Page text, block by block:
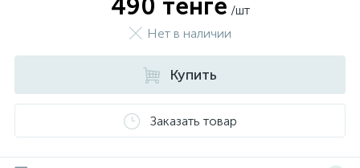
490 тенге /шт
Нет в наличии
Купить
Заказать товар